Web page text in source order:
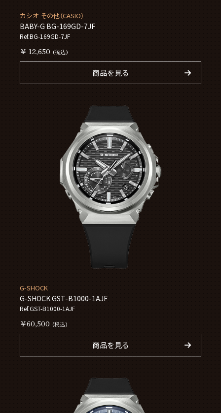
カシオ その他（CASIO）
BABY-G BG-169GD-7JF
Ref.BG-169GD-7JF
￥ 12,650 (税込)
商品を見る
G-SHOCK
G-SHOCK GST-B1000-1AJF
Ref.GST-B1000-1AJF
￥60,500 (税込)
商品を見る